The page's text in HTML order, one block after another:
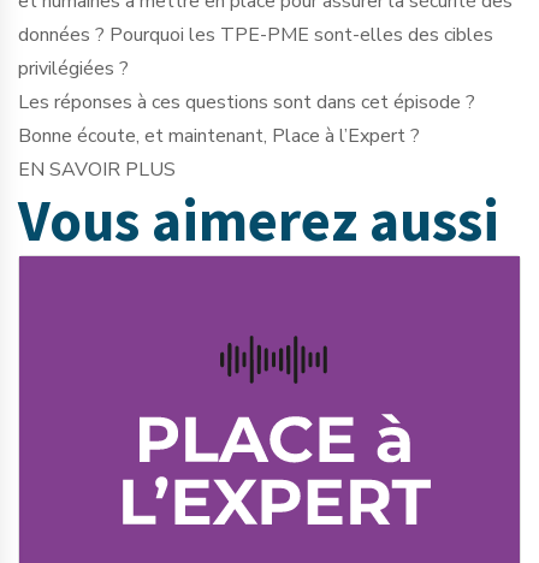
données ? Pourquoi les TPE-PME sont-elles des cibles
privilégiées ?
Les réponses à ces questions sont dans cet épisode ?
Bonne écoute, et maintenant, Place à l’Expert ?
EN SAVOIR PLUS
Vous aimerez aussi